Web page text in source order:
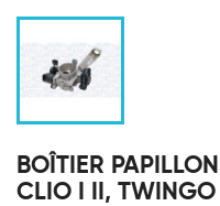
BOÎTIER
CLIO I II, TWINGO I